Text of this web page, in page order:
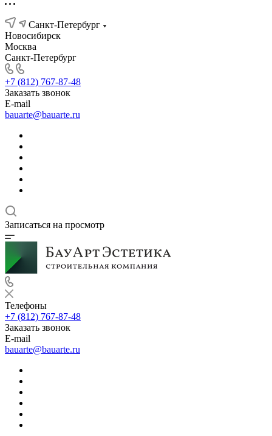
Санкт-Петербург
Новосибирск
Москва
Санкт-Петербург
+7 (812) 767-87-48
Заказать звонок
E-mail
bauarte@bauarte.ru
Записаться на просмотр
Телефоны
+7 (812) 767-87-48
Заказать звонок
E-mail
bauarte@bauarte.ru